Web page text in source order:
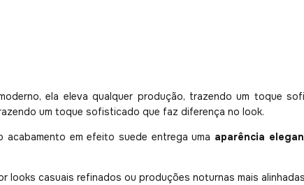
ela eleva qualquer produção, trazendo um toque
um toque sofisticado que faz diferença no look.
em efeito suede entrega uma aparência
looks casuais refinados ou produções noturnas mais